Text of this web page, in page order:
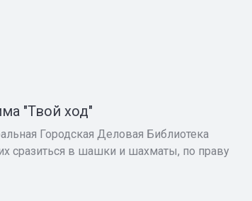
"Твой ход"
Городская Деловая Библиотека
сразиться в шашки и шахматы, по праву